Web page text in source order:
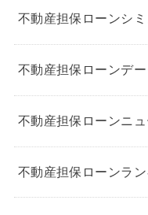
不動産担保ローンシ
不動産担保ローンデー
不動産担保ローンニ
不動産担保ローンラ